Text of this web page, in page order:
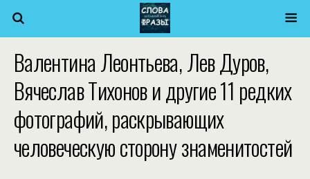
Валентина Леонтьева, Лев Дуров,
Вячеслав Тихонов и другие 11 редких
фотографий, раскрывающих
человеческую сторону знаменитостей